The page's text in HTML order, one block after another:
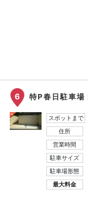
6 特P春日駐車場
スポットまで
住所
営業時間
駐車サイズ
駐車場形態
最大料金